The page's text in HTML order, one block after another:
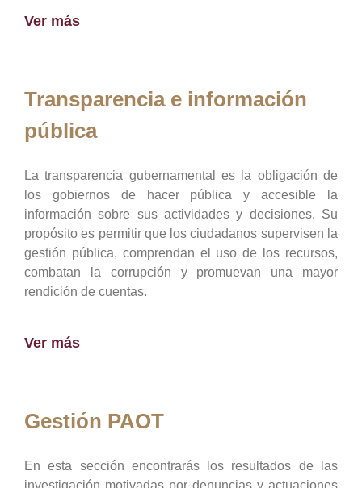
Ver más
Transparencia e información
pública
La transparencia gubernamental es la obligación de
los gobiernos de hacer pública y accesible la
información sobre sus actividades y decisiones. Su
propósito es permitir que los ciudadanos supervisen la
gestión pública, comprendan el uso de los recursos,
combatan la corrupción y promuevan una mayor
rendición de cuentas.
Ver más
Gestión PAOT
En esta sección encontrarás los resultados de las
investigación motivadas por denuncias y actuaciones